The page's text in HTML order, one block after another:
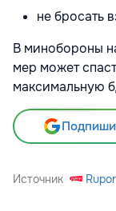
не бросать
В минобороны
мер может
максимальную
Источник Rupor